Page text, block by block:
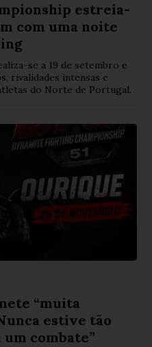
estreia-
com uma noite
se a 19 de setembro e
rivalidades intensas e
do Norte de Portugal.
“muita
estive tão
combate”